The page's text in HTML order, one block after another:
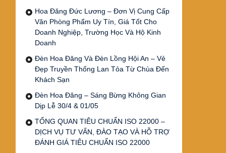
Hoa Đăng Đức Lương – Đơn Vị Cung Cấp
Văn Phòng Phẩm Uy Tín, Giá Tốt Cho
Doanh Nghiệp, Trường Học Và Hộ Kinh
Doanh
Đèn Hoa Đăng Và Đèn Lồng Hội An – Vẻ
Đẹp Truyền Thống Lan Tỏa Từ Chùa Đến
Khách Sạn
Đèn Hoa Đăng – Sáng Bừng Không Gian
Dịp Lễ 30/4 & 01/05
TỔNG QUAN TIÊU CHUẨN ISO 22000 –
DỊCH VỤ TƯ VẤN, ĐÀO TẠO VÀ HỖ TRỢ
ĐÁNH GIÁ TIÊU CHUẨN ISO 22000